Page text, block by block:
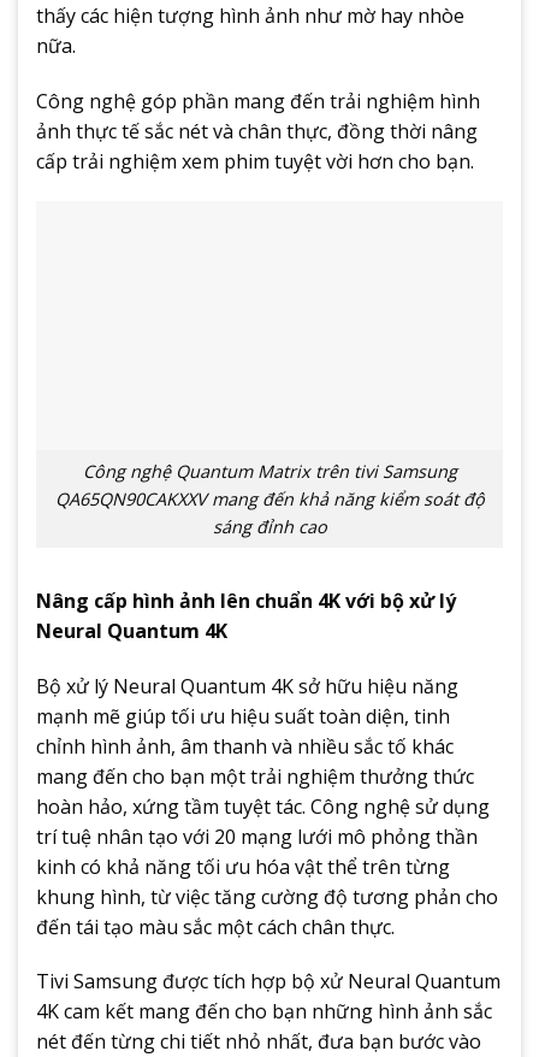
thấy các hiện tượng hình ảnh như mờ hay nhòe
nữa.
Công nghệ góp phần mang đến trải nghiệm hình
ảnh thực tế sắc nét và chân thực, đồng thời nâng
cấp trải nghiệm xem phim tuyệt vời hơn cho bạn.
Công nghệ Quantum Matrix trên tivi Samsung
QA65QN90CAKXXV mang đến khả năng kiểm soát độ
sáng đỉnh cao
Nâng cấp hình ảnh lên chuẩn 4K với bộ xử lý
Neural Quantum 4K
Bộ xử lý Neural Quantum 4K sở hữu hiệu năng
mạnh mẽ giúp tối ưu hiệu suất toàn diện, tinh
chỉnh hình ảnh, âm thanh và nhiều sắc tố khác
mang đến cho bạn một trải nghiệm thưởng thức
hoàn hảo, xứng tầm tuyệt tác. Công nghệ sử dụng
trí tuệ nhân tạo với 20 mạng lưới mô phỏng thần
kinh có khả năng tối ưu hóa vật thể trên từng
khung hình, từ việc tăng cường độ tương phản cho
đến tái tạo màu sắc một cách chân thực.
Tivi Samsung được tích hợp bộ xử Neural Quantum
4K cam kết mang đến cho bạn những hình ảnh sắc
nét đến từng chi tiết nhỏ nhất, đưa bạn bước vào